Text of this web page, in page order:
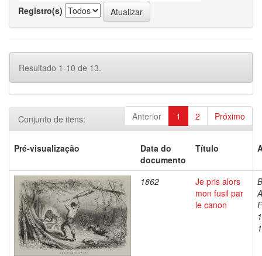
Registro(s)
Resultado 1-10 de 13.
Anterior 1 2 Próximo
Conjunto de itens:
Pré-visualização
Data do
documento
Título
1862
Je pris alors
mon fusil par
le canon